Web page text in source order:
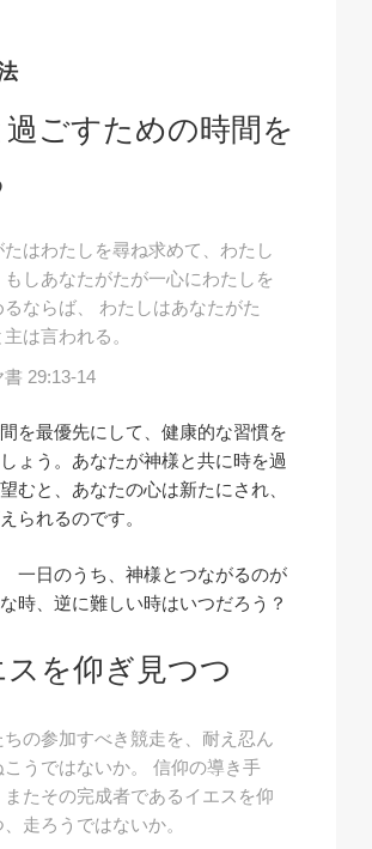
ごすための時間を
たはわたしを尋ね求めて、わたし
もしあなたがたが一心にわたしを
ならば、 わたしはあなたがた
は言われる。
29:13-14
を最優先にして、健康的な習慣を
ょう。あなたが神様と共に時を過
むと、あなたの心は新たにされ、
られるのです。
一日のうち、神様とつながるのが
時、逆に難しい時はいつだろう？
スを仰ぎ見つつ
ちの参加すべき競走を、耐え忍ん
こうではないか。 信仰の導き手
またその完成者であるイエスを仰
走ろうではないか。